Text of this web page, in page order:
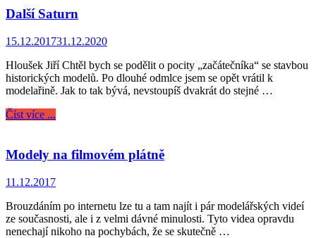
Další Saturn
15.12.201731.12.2020
Hloušek Jiří Chtěl bych se podělit o pocity „začátečníka“ se stavbou
historických modelů. Po dlouhé odmlce jsem se opět vrátil k
modelařině. Jak to tak bývá, nevstoupíš dvakrát do stejné …
Číst více ...
Modely na filmovém plátně
11.12.2017
Brouzdáním po internetu lze tu a tam najít i pár modelářských videí
ze současnosti, ale i z velmi dávné minulosti. Tyto videa opravdu
nenechají nikoho na pochybách, že se skutečně …